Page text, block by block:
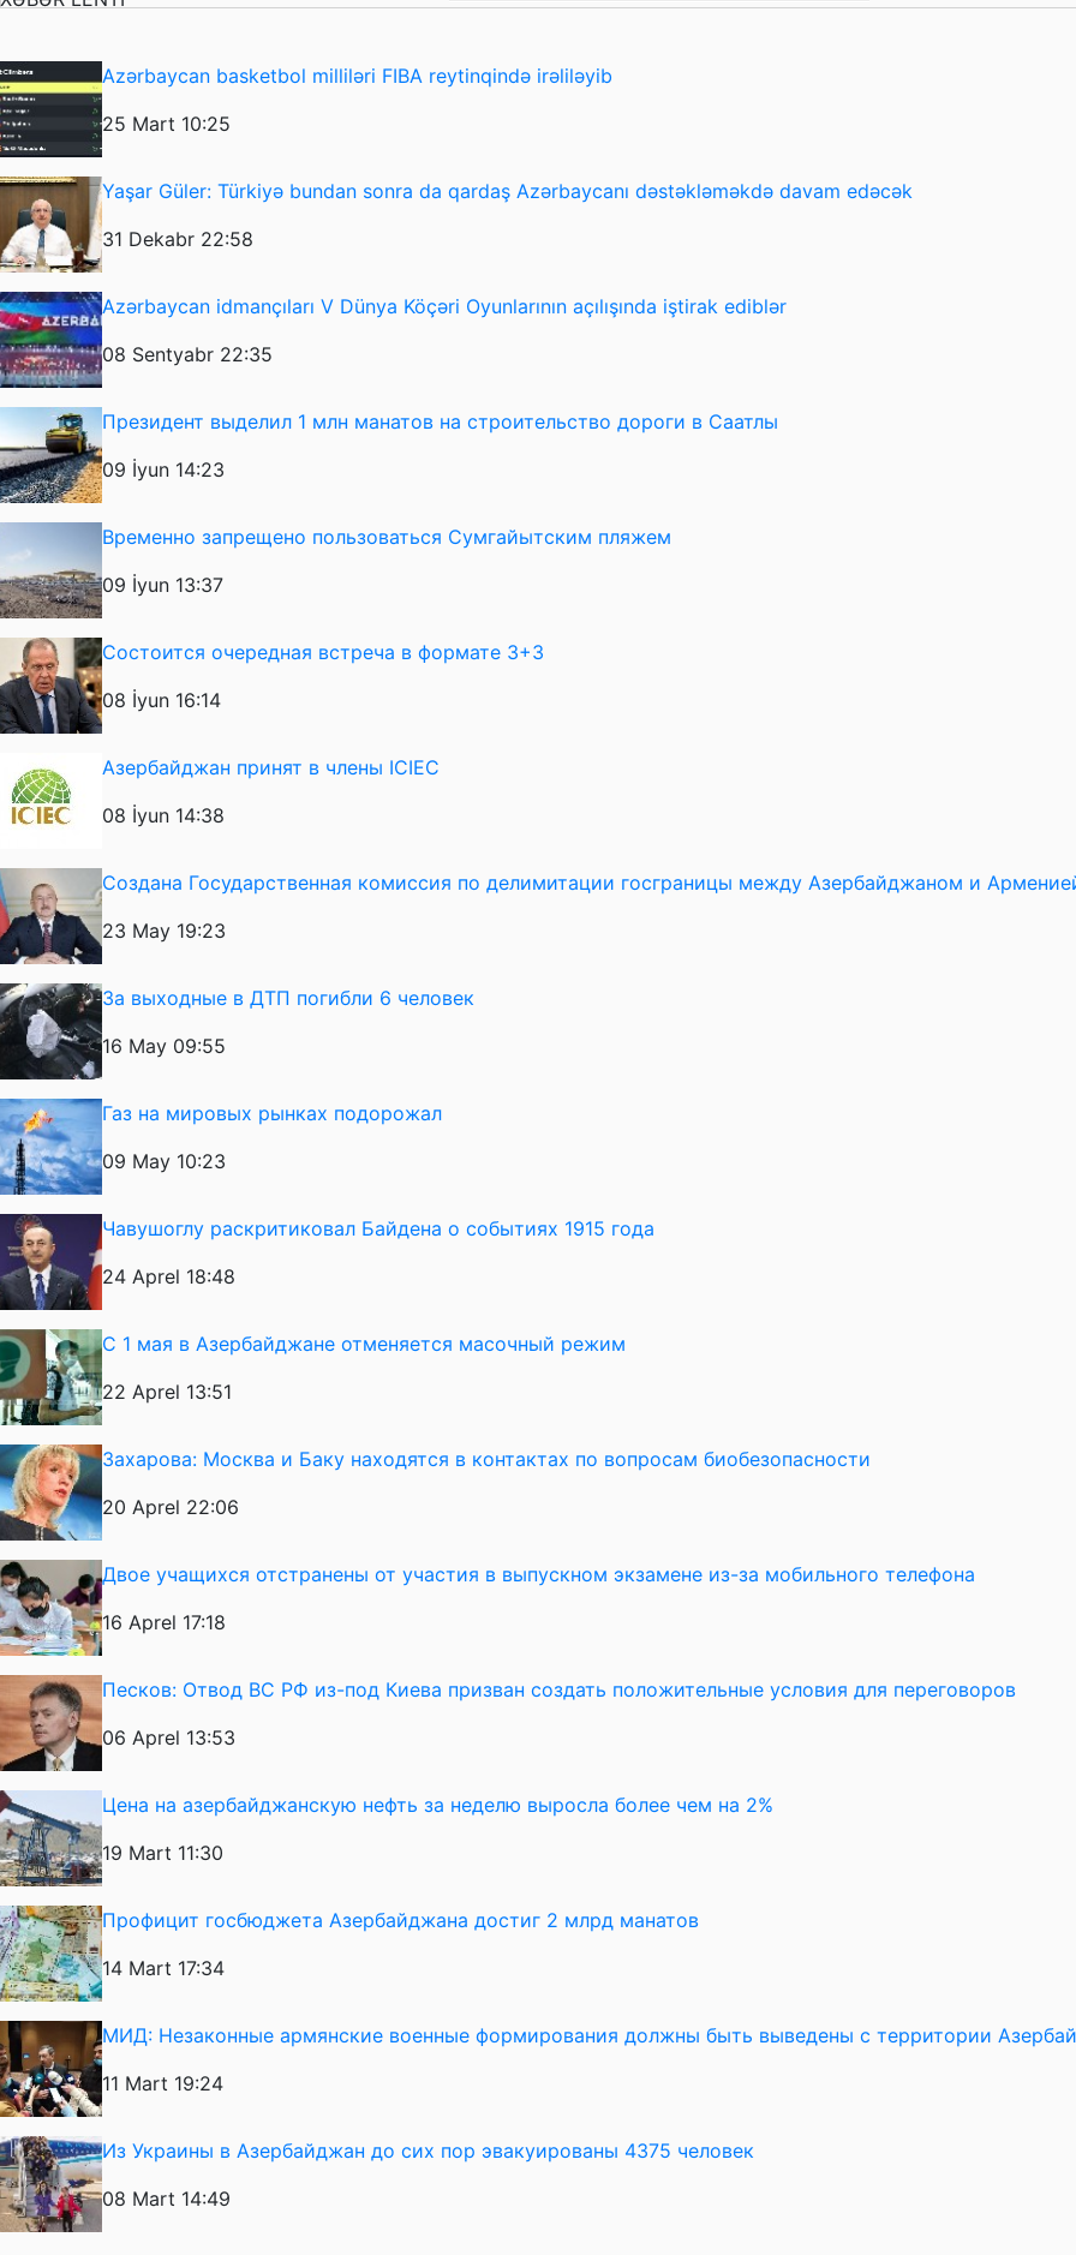
Azərbaycan basketbol milliləri FIBA reytinqində irəliləyib
25 Mart 10:25
Yaşar Güler: Türkiyə bundan sonra da qardaş Azərbaycanı dəstəkləməkdə davam edəcək
31 Dekabr 22:58
Azərbaycan idmançıları V Dünya Köçəri Oyunlarının açılışında iştirak ediblər
08 Sentyabr 22:35
Президент выделил 1 млн манатов на строительство дороги в Саатлы
09 İyun 14:23
Временно запрещено пользоваться Сумгайытским пляжем
09 İyun 13:37
Состоится очередная встреча в формате 3+3
08 İyun 16:14
Азербайджан принят в члены ICIEC
08 İyun 14:38
Создана Государственная комиссия по делимитации госграницы между Азербайджаном и
23 May 19:23
За выходные в ДТП погибли 6 человек
16 May 09:55
Газ на мировых рынках подорожал
09 May 10:23
Чавушоглу раскритиковал Байдена о событиях 1915 года
24 Aprel 18:48
С 1 мая в Азербайджане отменяется масочный режим
22 Aprel 13:51
Захарова: Москва и Баку находятся в контактах по вопросам биобезопасности
20 Aprel 22:06
Двое учащихся отстранены от участия в выпускном экзамене из-за мобильного телефона
16 Aprel 17:18
Песков: Отвод ВС РФ из-под Киева призван создать положительные условия для переговоров
06 Aprel 13:53
Цена на азербайджанскую нефть за неделю выросла более чем на 2%
19 Mart 11:30
Профицит госбюджета Азербайджана достиг 2 млрд манатов
14 Mart 17:34
МИД: Незаконные армянские военные формирования должны быть выведены с территории
11 Mart 19:24
Из Украины в Азербайджан до сих пор эвакуированы 4375 человек
08 Mart 14:49